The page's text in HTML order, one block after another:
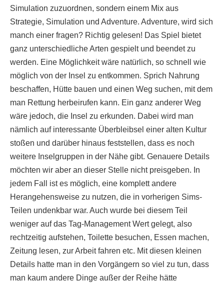
Simulation zuzuordnen, sondern einem Mix aus
Strategie, Simulation und Adventure. Adventure, wird sich
manch einer fragen? Richtig gelesen! Das Spiel bietet
ganz unterschiedliche Arten gespielt und beendet zu
werden. Eine Möglichkeit wäre natürlich, so schnell wie
möglich von der Insel zu entkommen. Sprich Nahrung
beschaffen, Hütte bauen und einen Weg suchen, mit dem
man Rettung herbeirufen kann. Ein ganz anderer Weg
wäre jedoch, die Insel zu erkunden. Dabei wird man
nämlich auf interessante Überbleibsel einer alten Kultur
stoßen und darüber hinaus feststellen, dass es noch
weitere Inselgruppen in der Nähe gibt. Genauere Details
möchten wir aber an dieser Stelle nicht preisgeben. In
jedem Fall ist es möglich, eine komplett andere
Herangehensweise zu nutzen, die in vorherigen Sims-
Teilen undenkbar war. Auch wurde bei diesem Teil
weniger auf das Tag-Management Wert gelegt, also
rechtzeitig aufstehen, Toilette besuchen, Essen machen,
Zeitung lesen, zur Arbeit fahren etc. Mit diesen kleinen
Details hatte man in den Vorgängern so viel zu tun, dass
man kaum andere Dinge außer der Reihe hätte